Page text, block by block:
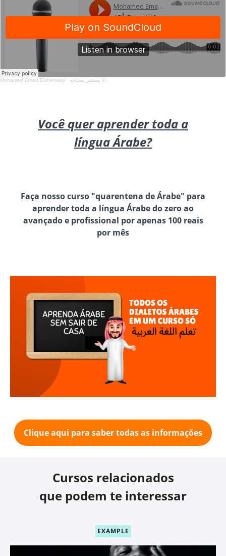
Mohamed Emad Elshenawy · أنا معنتش محتاجه
Você quer aprender toda a
língua Árabe?
Faça nosso curso "quarentena de Árabe" para
aprender toda a língua Árabe do zero ao
avançado e profissional por apenas 100 reais
por mês
Clique aqui para saber todas as informações
Cursos relacionados
que podem te interessar
EXAMPLE